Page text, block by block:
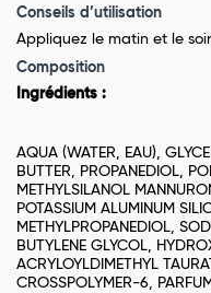
Conseils d’utilisation
Appliquez le matin et le
Composition
Ingrédients :
AQUA (WATER, EAU),
BUTTER, PROPANEDIOL,
METHYLSILANOL
POTASSIUM ALUMINUM
METHYLPROPANEDIOL,
BUTYLENE GLYCOL,
ACRYLOYLDIMETHYL
CROSSPOLYMER-6,